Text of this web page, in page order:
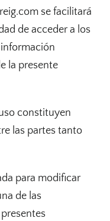
se facilitará
de acceder a los
la presente
constituyen
las partes tanto
para modificar
de las